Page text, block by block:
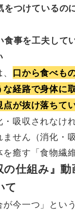
をつけているの
食事を工夫して
口から食べも
な経路で身体に
が抜け落ちてい
吸収されなけ
せん（消化・
癒す「食物繊
の仕組み』
て
が今一つ」とい